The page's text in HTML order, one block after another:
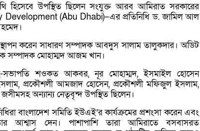
হিসেবে উপস্থিত ছিলেন সংযুক্ত আরব আমিরাত সরকারের
(Abu Dhabi)–এর প্রতিনিধি ড. জামিল আল
করেন সাধারণ সম্পাদক আবদুস সালাম তালুকদার। অডিট
সম্পাদক মোহাম্মদ আজম খান।
সভাপতি শওকত আকবর, নূর মোহাম্মদ, ইসমাইল হোসেন
প্রকৌশলী আমজাদ হোসেন, প্রকৌশলী মফিজুল ইসলাম,
অন্যান্য নেতৃবৃন্দ উপস্থিত ছিলেন।
বাংলাদেশ সমিতি ইউএই’র কার্যক্রমের প্রশংসা করেন এবং
আশ্বাস দেন। পাশাপাশি তারা আমিরাতে বসবাসরত